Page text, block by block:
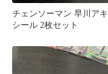
チェンソーマン 早川アキ
シール 2枚セット